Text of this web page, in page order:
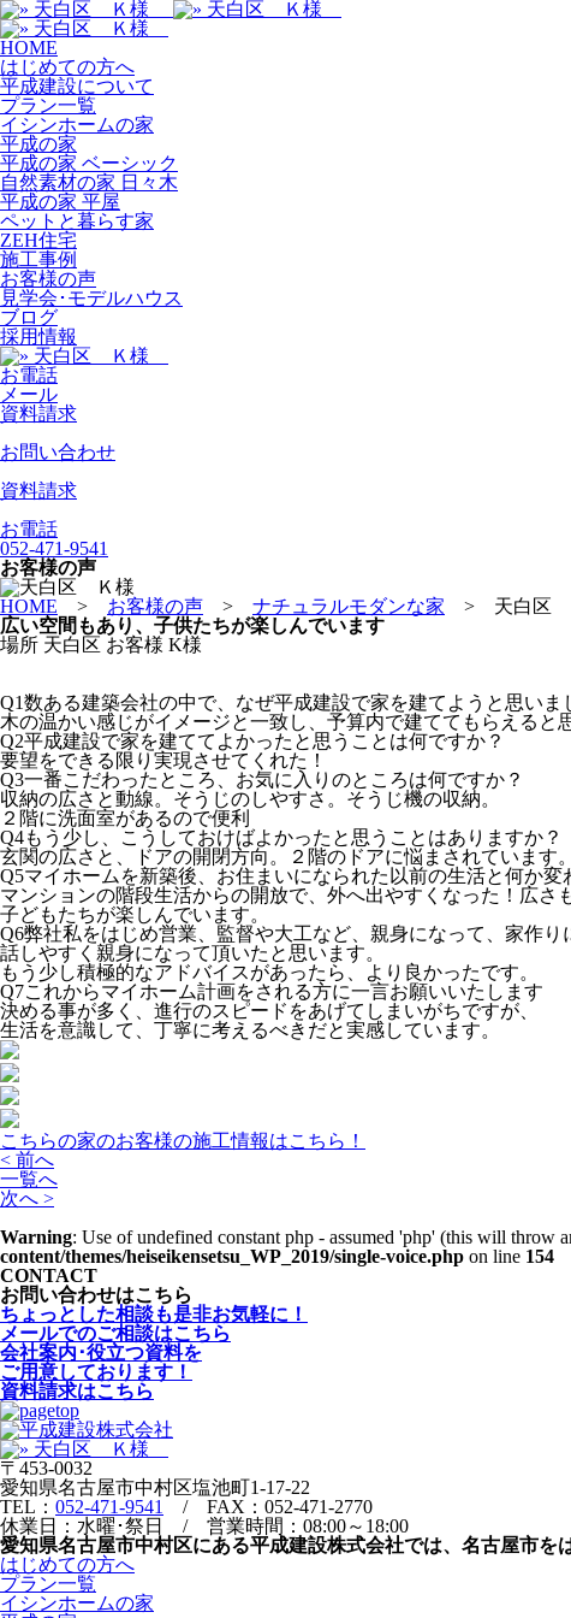
HOME
はじめての方へ
平成建設について
プラン一覧
イシンホームの家
平成の家
平成の家 ベーシック
自然素材の家 日々木
平成の家 平屋
ペットと暮らす家
ZEH住宅
施工事例
お客様の声
見学会･モデルハウス
ブログ
採用情報
お電話
メール
資料請求
お問い合わせ
資料請求
お電話
052-471-9541
お客様の声
HOME > お客様の声 > ナチュラルモダンな家 > 天白区
広い空間もあり、子供たちが楽しんでいます
場所 天白区 お客様 K様
Q1数ある建築会社の中で、なぜ平成建設で家を建てようと思いま
木の温かい感じがイメージと一致し、予算内で建ててもらえると
Q2平成建設で家を建ててよかったと思うことは何ですか？
要望をできる限り実現させてくれた！
Q3一番こだわったところ、お気に入りのところは何ですか？
収納の広さと動線。そうじのしやすさ。そうじ機の収納。
２階に洗面室があるので便利
Q4もう少し、こうしておけばよかったと思うことはありますか？
玄関の広さと、ドアの開閉方向。２階のドアに悩まされています。
Q5マイホームを新築後、お住まいになられた以前の生活と何か変
マンションの階段生活からの開放で、外へ出やすくなった！広さ
子どもたちが楽しんでいます。
Q6弊社私をはじめ営業、監督や大工など、親身になって、家作り
話しやすく親身になって頂いたと思います。
もう少し積極的なアドバイスがあったら、より良かったです。
Q7これからマイホーム計画をされる方に一言お願いいたします
決める事が多く、進行のスピードをあげてしまいがちですが、
生活を意識して、丁寧に考えるべきだと実感しています。
こちらの家のお客様の施工情報はこちら！
< 前へ
一覧へ
次へ >
Warning: Use of undefined constant php - assumed 'php' (this will throw
content/themes/heiseikensetsu_WP_2019/single-voice.php on line 154
CONTACT
お問い合わせはこちら
ちょっとした相談も是非お気軽に！
メールでのご相談はこちら
会社案内･役立つ資料を
ご用意しております！
資料請求はこちら
〒453-0032
愛知県名古屋市中村区塩池町1-17-22
TEL： 052-471-9541
/ FAX：052-471-2770
休業日：水曜･祭日 / 営業時間：08:00～18:00
愛知県名古屋市中村区にある平成建設株式会社では、名古屋市を
はじめての方へ
プラン一覧
イシンホームの家